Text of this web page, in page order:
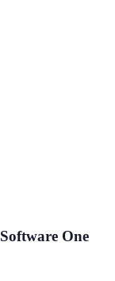
One